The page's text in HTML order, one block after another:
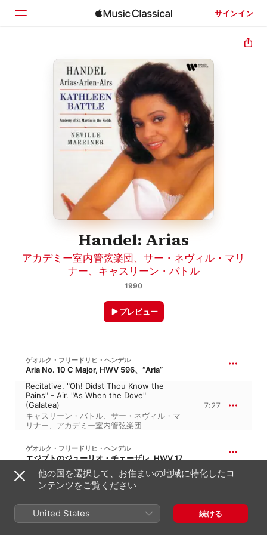
サインイン
ホーム
見つける
Handel: Arias
アカデミー室内管弦楽団 、 サー・ネヴィル・マリ
ナー、 キャスリーン・バトル
1990
プレビュー
ゲオルク・フリードリヒ・ヘンデル
Aria No. 10 C Major, HWV 596、“Aria”
Recitative. "Oh! Didst Thou Know the
Pains" - Air. "As When the Dove"
(Galatea)
キャスリーン・バトル、 サー・ネヴィル・マ
リナー、 アカデミー室内管弦楽団
7:27
ゲオルク・フリードリヒ・ヘンデル
エジプトのジューリオ・チェーザレ, HWV 17
Recitativo. "E pur così in un giorno" - Aria.
"Piangerò la sorte mia" (Cleopatra)
管弦楽団、キャスリーン・バトル
他の国を選択して、お住まいの地域に特化したコ
ンテンツをご覧ください
United States 続ける